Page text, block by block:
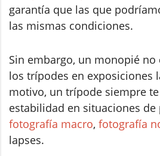
garantía que las que
las mismas condiciones.
Sin embargo, un monopié
los trípodes en exposiciones
motivo, un trípode siempre
estabilidad en situaciones de
fotografía macro, fotografía
lapses.